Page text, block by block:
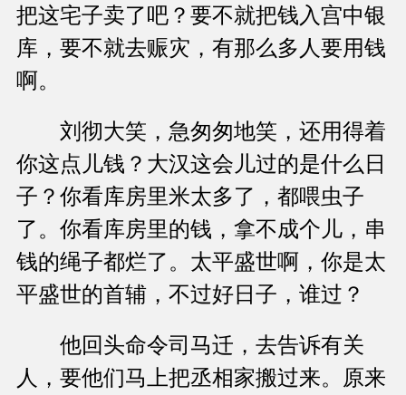
把这宅子卖了吧？要不就把钱入宫中银
库，要不就去赈灾，有那么多人要用钱
啊。
刘彻大笑，急匆匆地笑，还用得着
你这点儿钱？大汉这会儿过的是什么日
子？你看库房里米太多了，都喂虫子
了。你看库房里的钱，拿不成个儿，串
钱的绳子都烂了。太平盛世啊，你是太
平盛世的首辅，不过好日子，谁过？
他回头命令司马迁，去告诉有关
人，要他们马上把丞相家搬过来。原来